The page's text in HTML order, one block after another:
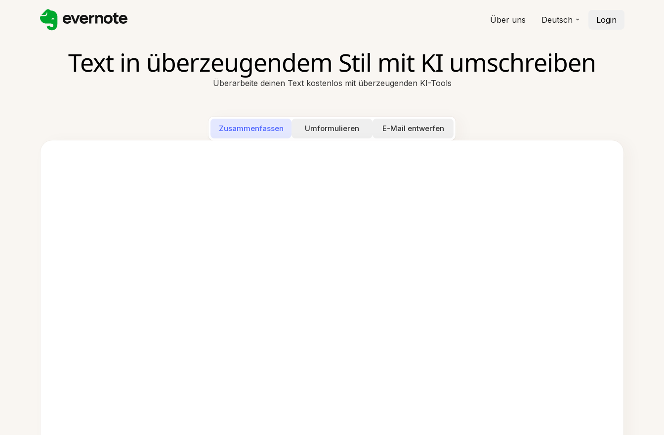
Über uns Deutsch Login
Text in überzeugendem Stil mit KI umschreiben
Überarbeite deinen Text kostenlos mit überzeugenden KI-Tools
Zusammenfassen Umformulieren E-Mail entwerfen